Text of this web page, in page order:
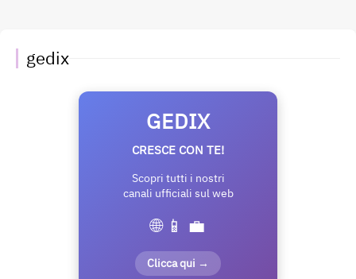
gedix
GEDIX
CRESCE CON TE!
Scopri tutti i nostri
canali ufficiali sul web
🌐 📱 💼
Clicca qui →